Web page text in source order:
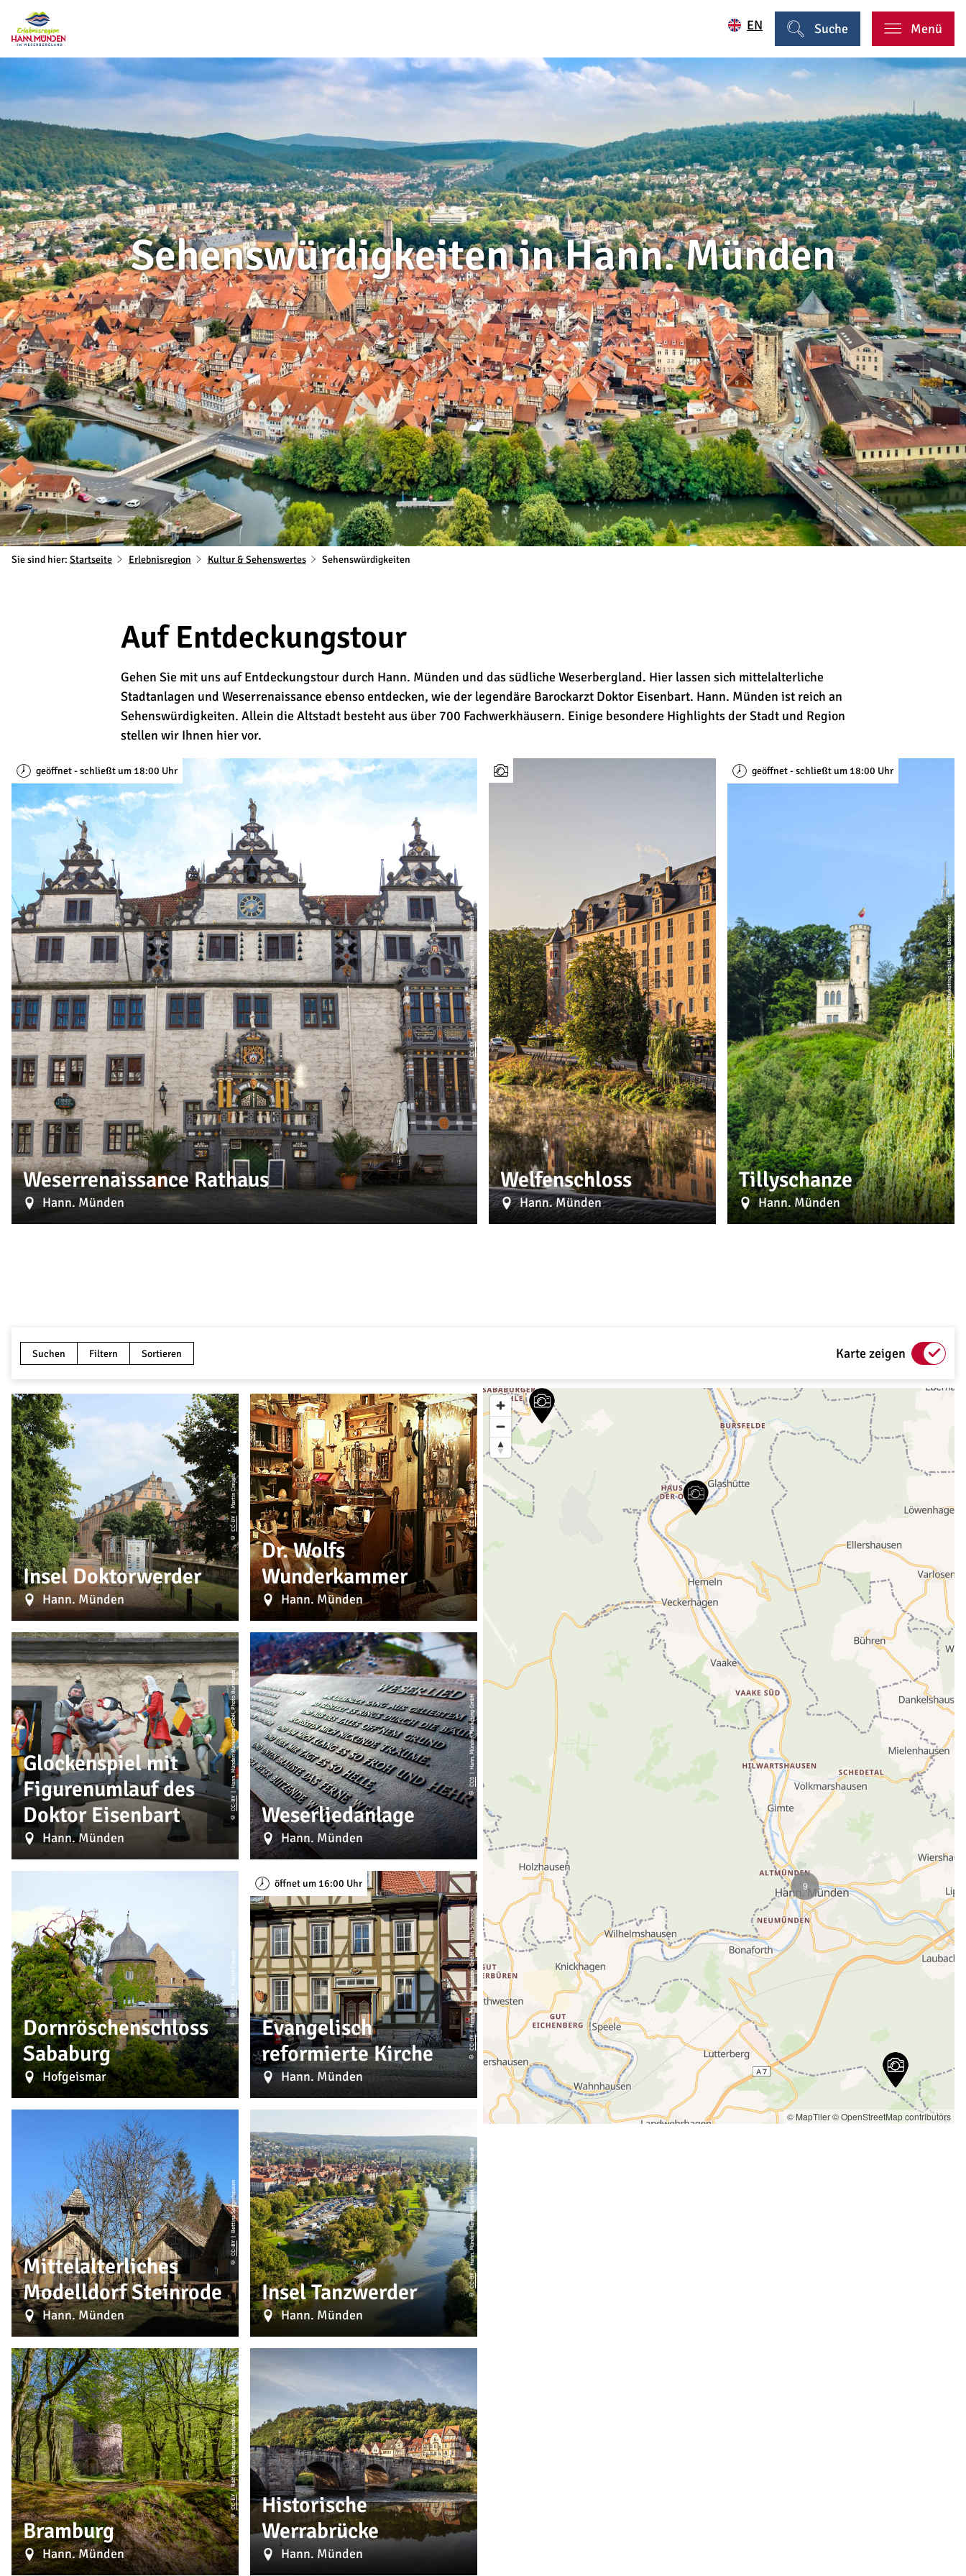
EN Suche Menü
© CC0
Sehenswürdigkeiten in Hann. Münden
Sie sind hier: Startseite Erlebnisregion Kultur & Sehenswertes Sehenswürdigkeiten
Auf Entdeckungstour
Gehen Sie mit uns auf Entdeckungstour durch Hann. Münden und das südliche Weserbergland. Hier lassen sich mittelalterliche
Stadtanlagen und Weserrenaissance ebenso entdecken, wie der legendäre Barockarzt Doktor Eisenbart. Hann. Münden ist reich an
Sehenswürdigkeiten. Allein die Altstadt besteht aus über 700 Fachwerkhäusern. Einige besondere Highlights der Stadt und Region
stellen wir Ihnen hier vor.
geöffnet - schließt um 18:00 Uhr
Weserrenaissance Rathaus
Hann. Münden
©
CC-BY
| Hann. Münden Marketing GmbH, Photo Burkhardt
Welfenschloss
Hann. Münden
geöffnet - schließt um 18:00 Uhr
Tillyschanze
Hann. Münden
©
CC-BY
| Hann. Münden Marketing GmbH, Lars Bossemeyer
Suchen Filtern Sortieren Karte zeigen
©
CC-BY
| Martin Creuels
Insel Doktorwerder
Hann. Münden
©
CC-BY
| Sarah Wolf
Dr. Wolfs
Wunderkammer
Hann. Münden
©
CC-BY
| Hann. Münden Marketing GmbH, Photo Burkhardt
Glockenspiel mit
Figurenumlauf des
Doktor Eisenbart
Hann. Münden
©
CC0
| Hann. Münden Marketing GmbH
Weserliedanlage
Hann. Münden
©
CC-BY
| Martin Creuels
Dornröschenschloss
Sababurg
Hofgeismar
©
CC-BY
| Hann. Münden Marketing GmbH, Hannah Schmook
öffnet um 16:00 Uhr
Evangelisch
reformierte Kirche
Hann. Münden
©
CC-BY
| Bettina Sangerhausen
Mittelalterliches
Modelldorf Steinrode
Hann. Münden
©
CC-BY
| Hann. Münden Marketing GmbH, Photo Burkhardt
Insel Tanzwerder
Hann. Münden
©
CC-BY
| Ralf König, Naturpark Münden e. V.
Bramburg
Hann. Münden
Historische
Werrabrücke
Hann. Münden
Karte wird geladen...
9
© MapTiler© OpenStreetMap contributors
Halten Sie die Taste „STRG“ gedrückt beim Scrollen, um in der Karte zu
vergrößern.